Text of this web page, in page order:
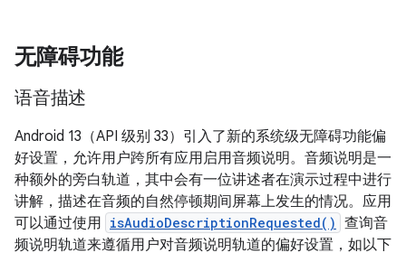
无障碍功能
语音描述
Android 13（API 级别 33）引入了新的系统级无障碍功能偏
好设置，允许用户跨所有应用启用音频说明。音频说明是一
种额外的旁白轨道，其中会有一位讲述者在演示过程中进行
讲解，描述在音频的自然停顿期间屏幕上发生的情况。应用
可以通过使用 isAudioDescriptionRequested() 查询音
频说明轨道来遵循用户对音频说明轨道的偏好设置，如以下